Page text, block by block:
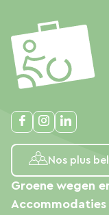
Nos plus
Groene wegen
Accommodaties